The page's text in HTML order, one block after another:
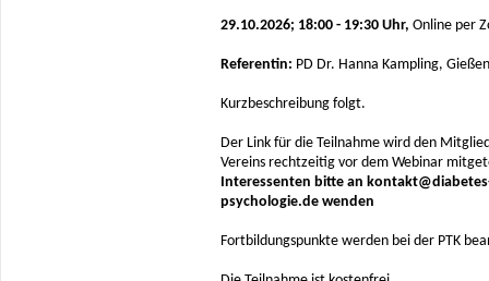
29.10.2026; 18:00 - 19:30 Uhr, Online per
Referentin: PD Dr. Hanna Kampling, Gießen
Kurzbeschreibung folgt.
Der Link für die Teilnahme wird den
Vereins rechtzeitig vor dem Webinar
Interessenten bitte an
psychologie.de wenden
Fortbildungspunkte werden bei der PTK